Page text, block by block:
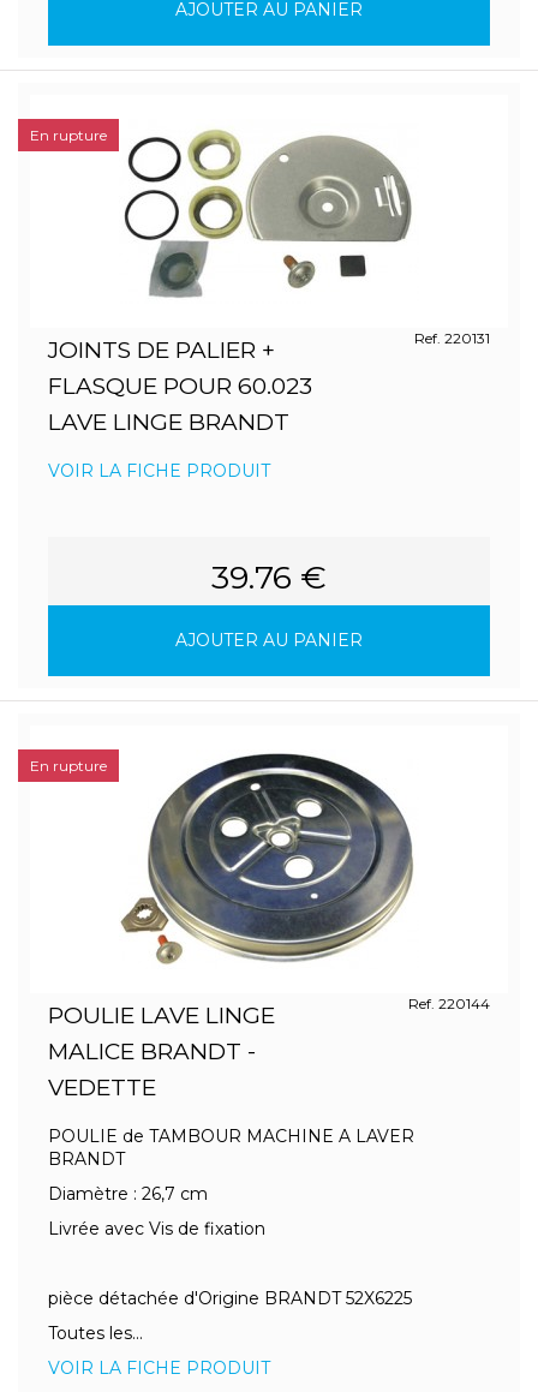
AJOUTER AU PANIER
JOINTS DE PALIER +
FLASQUE POUR 60.023
LAVE LINGE BRANDT
Ref. 220131
VOIR LA FICHE PRODUIT
39.76 €
AJOUTER AU PANIER
En rupture
POULIE LAVE LINGE
MALICE BRANDT -
VEDETTE
Ref. 220144
POULIE de TAMBOUR MACHINE A LAVER
BRANDT
Diamètre : 26,7 cm
Livrée avec Vis de fixation
pièce détachée d'Origine BRANDT 52X6225
Toutes les...
VOIR LA FICHE PRODUIT
En rupture